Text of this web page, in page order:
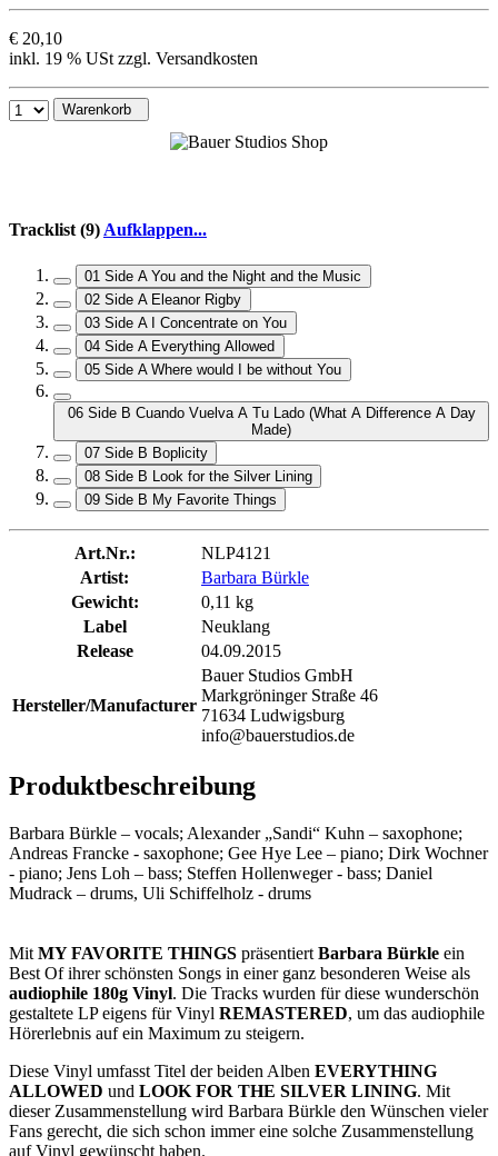
€ 20,10
inkl. 19 % USt zzgl. Versandkosten
Warenkorb
Tracklist (9)Aufklappen...
01 Side A You and the Night and the Music
02 Side A Eleanor Rigby
03 Side A I Concentrate on You
04 Side A Everything Allowed
05 Side A Where would I be without You
06 Side B Cuando Vuelva A Tu Lado (What A Difference A Day
Made)
07 Side B Boplicity
08 Side B Look for the Silver Lining
09 Side B My Favorite Things
Art.Nr.:
NLP4121
Artist:
Barbara Bürkle
Gewicht:
0,11 kg
Label
Neuklang
Release
04.09.2015
Hersteller/Manufacturer
Bauer Studios GmbH
Markgröninger Straße 46
71634 Ludwigsburg
info@bauerstudios.de
Produktbeschreibung
Barbara Bürkle – vocals; Alexander „Sandi“ Kuhn – saxophone;
Andreas Francke - saxophone; Gee Hye Lee – piano; Dirk Wochner
- piano; Jens Loh – bass; Steffen Hollenweger - bass; Daniel
Mudrack – drums, Uli Schiffelholz - drums
Mit MY FAVORITE THINGS präsentiert Barbara Bürkle ein
Best Of ihrer schönsten Songs in einer ganz besonderen Weise als
audiophile 180g Vinyl. Die Tracks wurden für diese wunderschön
gestaltete LP eigens für Vinyl REMASTERED, um das audiophile
Hörerlebnis auf ein Maximum zu steigern.
Diese Vinyl umfasst Titel der beiden Alben EVERYTHING
ALLOWED und LOOK FOR THE SILVER LINING. Mit
dieser Zusammenstellung wird Barbara Bürkle den Wünschen vieler
Fans gerecht, die sich schon immer eine solche Zusammenstellung
auf Vinyl gewünscht haben.